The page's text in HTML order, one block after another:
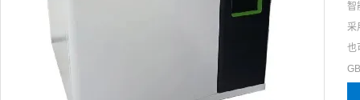
智
采
也